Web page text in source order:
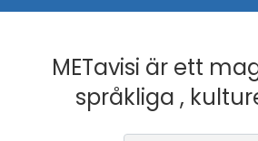
METavisi är ett
språkliga ,